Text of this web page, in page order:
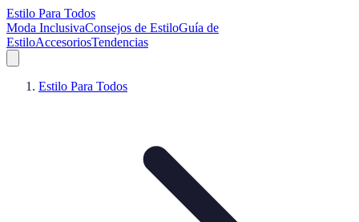
Estilo Para Todos
Moda InclusivaConsejos de EstiloGuía de
EstiloAccesoriosTendencias
Estilo Para Todos